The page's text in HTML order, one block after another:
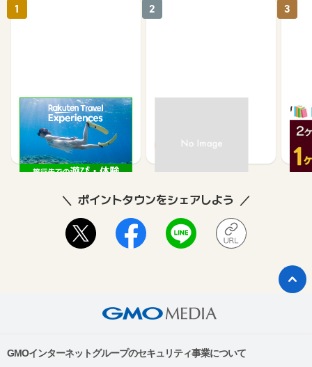
楽天トラベル観光体験
2.5%
1
1.3%
2
い
3
ポイントタウンをシェアしよう
GMOインターネットグループのセキュリティ事業について